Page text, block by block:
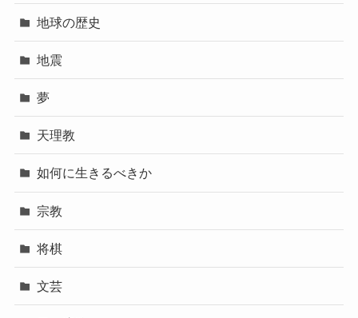
地球の歴史
地震
夢
天理教
如何に生きるべきか
宗教
将棋
文芸